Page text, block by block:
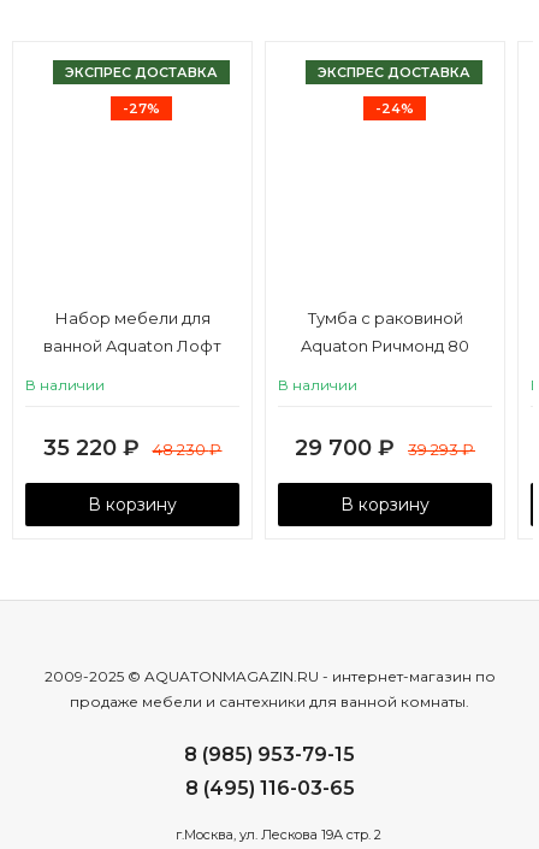
ЭКСПРЕС ДОСТАВКА
-27%
Набор мебели для
ванной Aquaton Лофт
В наличии
35 220 ₽ 48 230₽
В корзину
ЭКСПРЕС ДОСТАВКА
-24%
Тумба с раковиной
Aquaton Ричмонд 80
В наличии
29 700 ₽ 39 293₽
В корзину
2009-2025 © AQUATONMAGAZIN.RU - интернет-магазин по
продаже мебели и сантехники для ванной комнаты.
8 (985) 953-79-15
8 (495) 116-03-65
г.Москва, ул. Лескова 19А стр. 2